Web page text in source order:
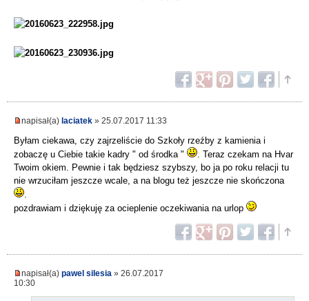
napisał(a) laciatek » 25.07.2017 11:33
Byłam ciekawa, czy zajrzeliście do Szkoły rzeźby z kamienia i
zobaczę u Ciebie takie kadry " od środka "
. Teraz czekam na Hvar
Twoim okiem. Pewnie i tak będziesz szybszy, bo ja po roku relacji tu
nie wrzuciłam jeszcze wcale, a na blogu też jeszcze nie skończona
pozdrawiam i dziękuję za ocieplenie oczekiwania na urlop
napisał(a) pawel silesia » 26.07.2017
10:30